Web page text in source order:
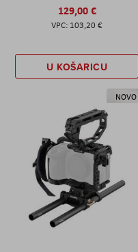
129,00 €
103,20 €
U KOŠARICU
NOVO